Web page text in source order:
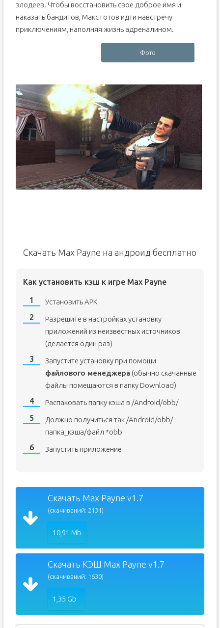
злодеев. Чтобы восстановить свое доброе имя и
наказать бандитов, Макс готов идти навстречу
приключениям, наполняя жизнь адреналином.
Фото
Скачать Max Payne на андроид бесплатно
Как установить кэш к игре Max Payne
Установить APK
Разрешите в настройках установку
приложений из неизвестных источников
(делается один раз)
Запустите установку при помощи
файлового менеджера (обычно скачанные
файлы помещаются в папку Download)
Распаковать папку кэша в /Android/obb/
Должно получиться так /Android/obb/
папка_кэша/файл *obb
Запустить приложение
Скачать Max Payne v1.7
(скачиваний: 2131)
10,91 Mb
Скачать КЭШ Max Payne v1.7
(скачиваний: 1630)
1,35 Gb